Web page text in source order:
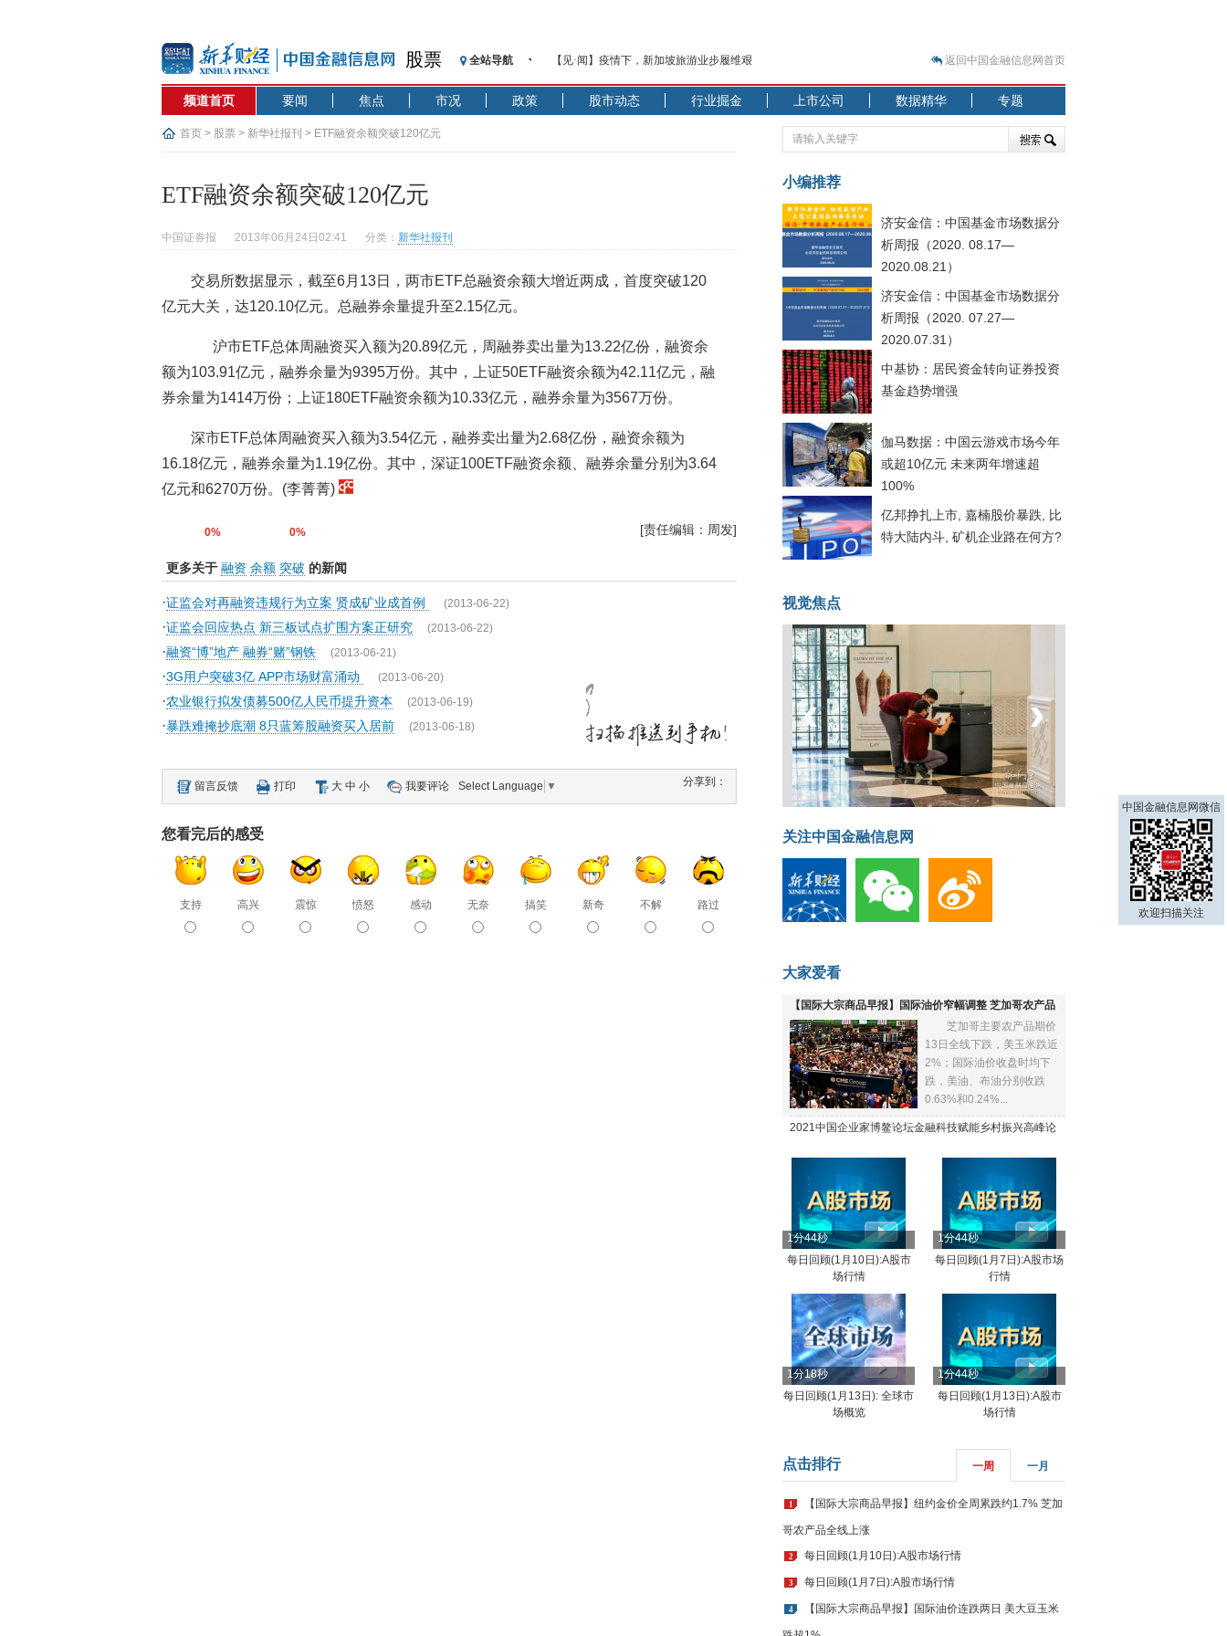
股票 全站导航
【见·闻】疫情下，新加坡旅游业步履维艰
记者手记：疫情下的香港零售业如何浴火重生？
【见·闻】疫情下一家香港传统零售商的转型突围之旅
济安金信：中国基金市场数据分析周报（2020. 07.27—2020.07.31）
【新华财经调查】同业存单、结构性存款玩起“跷跷板” 结构性失衡藏
央行公开市场净投放300亿元 短端资金利率明显下行
基本面及股市双轮冲击 债市回调十年期债表现最弱
沥青期货连续两日涨逾3% 沪银及两粕涨势喜人
恒生聚源：北斗收官之星发射成功，全产业链解析
返回中国金融信息网首页
频道首页 要闻 焦点 市况 政策 股市动态 行业掘金 上市公司 数据精华 专题
首页 > 股票 > 新华社报刊 > ETF融资余额突破120亿元
ETF融资余额突破120亿元
中国证券报 2013年06月24日02:41 分类： 新华社报刊
交易所数据显示，截至6月13日，两市ETF总融资余额大增近两成，首度突破120
亿元大关，达120.10亿元。总融券余量提升至2.15亿元。
沪市ETF总体周融资买入额为20.89亿元，周融券卖出量为13.22亿份，融资余
额为103.91亿元，融券余量为9395万份。其中，上证50ETF融资余额为42.11亿元，融
券余量为1414万份；上证180ETF融资余额为10.33亿元，融券余量为3567万份。
深市ETF总体周融资买入额为3.54亿元，融券卖出量为2.68亿份，融资余额为
16.18亿元，融券余量为1.19亿份。其中，深证100ETF融资余额、融券余量分别为3.64
亿元和6270万份。(李菁菁)
0% 0% [责任编辑：周发]
更多关于 融资 余额 突破 的新闻
·证监会对再融资违规行为立案 贤成矿业成首例 (2013-06-22)
·证监会回应热点 新三板试点扩围方案正研究 (2013-06-22)
·融资“博”地产 融券“赌”钢铁 (2013-06-21)
·3G用户突破3亿 APP市场财富涌动 (2013-06-20)
·农业银行拟发债募500亿人民币提升资本 (2013-06-19)
·暴跌难掩抄底潮 8只蓝筹股融资买入居前 (2013-06-18)
留言反馈 打印 大 中 小 我要评论 Select Language ▼ 分享到：
您看完后的感受
支持 高兴 震惊 愤怒 感动 无奈 搞笑 新奇 不解 路过
小编推荐
济安金信：中国基金市场数据分
析周报（2020. 08.17—
2020.08.21）
济安金信：中国基金市场数据分
析周报（2020. 07.27—
2020.07.31）
中基协：居民资金转向证券投资
基金趋势增强
伽马数据：中国云游戏市场今年
或超10亿元 未来两年增速超
100%
亿邦挣扎上市, 嘉楠股价暴跌, 比
特大陆内斗, 矿机企业路在何方?
视觉焦点
菲律宾：防疫降级
‹ ›
关注中国金融信息网
大家爱看
【国际大宗商品早报】国际油价窄幅调整 芝加哥农产品
全线下跌
芝加哥主要农产品期价
13日全线下跌，美玉米跌近
2%；国际油价收盘时均下
跌，美油、布油分别收跌
0.63%和0.24%...
2021中国企业家博鳌论坛金融科技赋能乡村振兴高峰论
1分44秒
每日回顾(1月10日):A股市
场行情
1分44秒
每日回顾(1月7日):A股市场
行情
1分18秒
每日回顾(1月13日): 全球市
场概览
1分44秒
每日回顾(1月13日):A股市
场行情
点击排行 一周 一月
1 【国际大宗商品早报】纽约金价全周累跌约1.7% 芝加
哥农产品全线上涨
2 每日回顾(1月10日):A股市场行情
3 每日回顾(1月7日):A股市场行情
4 【国际大宗商品早报】国际油价连跌两日 美大豆玉米
中国金融信息网微信
欢迎扫描关注